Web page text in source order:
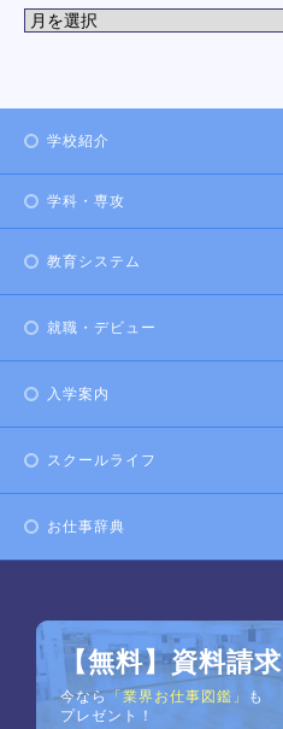
学校紹介
学科・専攻
教育システム
就職・デビュー
入学案内
スクールライフ
お仕事辞典
【無料】資料請求
今なら「業界お仕事図鑑」
も
プレゼント！